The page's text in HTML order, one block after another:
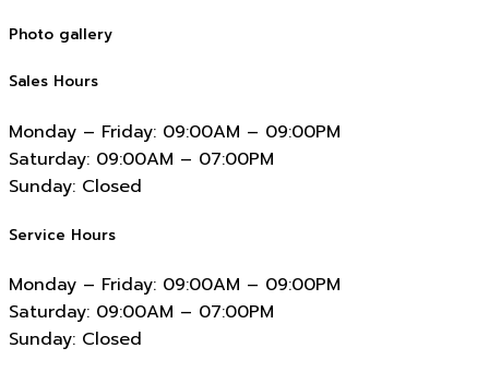
Photo gallery
Sales Hours
Monday – Friday: 09:00AM – 09:00PM
Saturday: 09:00AM – 07:00PM
Sunday: Closed
Service Hours
Monday – Friday: 09:00AM – 09:00PM
Saturday: 09:00AM – 07:00PM
Sunday: Closed